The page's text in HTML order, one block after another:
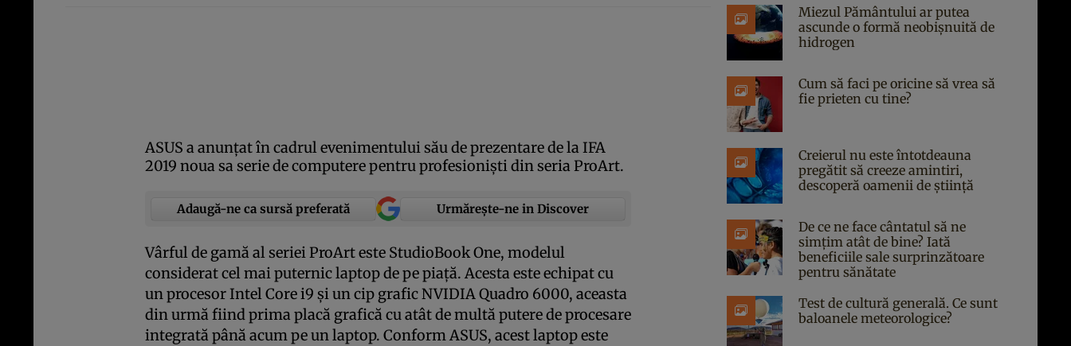
ASUS a anunţat în cadrul evenimentului său de prezentare de la IFA
2019 noua sa serie de computere pentru profesionişti din seria ProArt.
Adaugă-ne ca sursă preferată Urmărește-ne in Discover
Vârful de gamă al seriei ProArt este StudioBook One, modelul
considerat cel mai puternic laptop de pe piaţă. Acesta este echipat cu
un procesor Intel Core i9 şi un cip grafic NVIDIA Quadro 6000, aceasta
din urmă fiind prima placă grafică cu atât de multă putere de procesare
integrată până acum pe un laptop. Conform ASUS, acest laptop este
Miezul Pământului ar putea
ascunde o formă neobișnuită de
hidrogen
Cum să faci pe oricine să vrea să
fie prieten cu tine?
Creierul nu este întotdeauna
pregătit să creeze amintiri,
descoperă oamenii de știință
De ce ne face cântatul să ne
simțim atât de bine? Iată
beneficiile sale surprinzătoare
pentru sănătate
Test de cultură generală. Ce sunt
baloanele meteorologice?